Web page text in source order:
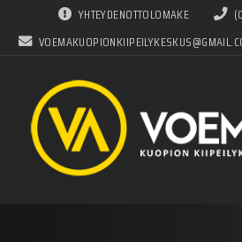
YHTEYDENOTTOLOMAKE